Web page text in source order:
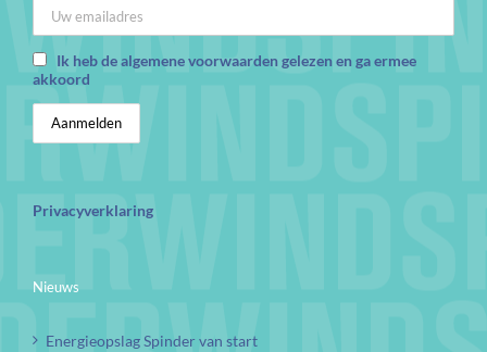
Ik heb de algemene voorwaarden gelezen en ga ermee
akkoord
Privacyverklaring
Nieuws
Energieopslag Spinder van start